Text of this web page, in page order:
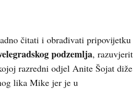
čitati i obrađivati pripovijetku
podzemlja, razuvjerit
razredni odjel Anite Šojat diže
lika Mike jer je u